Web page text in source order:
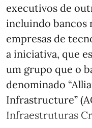
executivos de
incluindo bancos
empresas de
a iniciativa, que
um grupo que o
denominado
Infrastructure”
Infraestruturas